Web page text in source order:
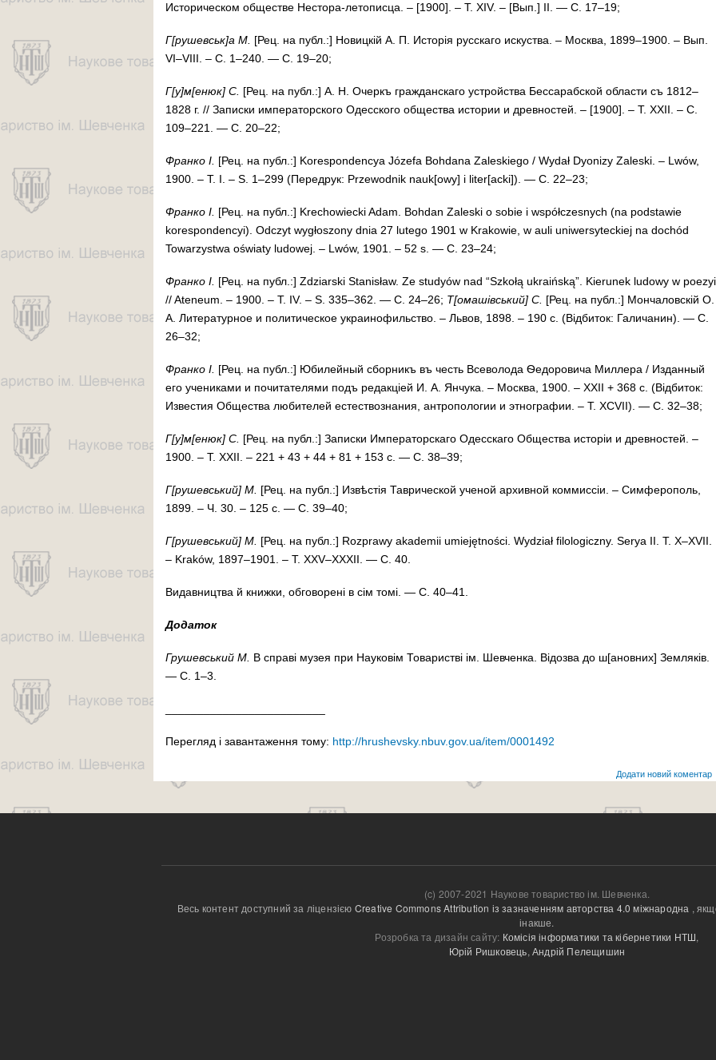
Историческом обществе Нес­то­ра-ле­то­пис­ца. – [1900]. – T. XIV. – [Вып.] II. — С. 17–19;
Г[ру­шевськ]а М. [Рец. на публ.:] Но­виц­кій А. П. Ис­то­рія рус­ска­го ис­кус­тва. – Мос­ква, 1899–1900. – Вып.
VI–VIII. – C. 1–240. — С. 19–20;
Г[у]м[енюк] С. [Рец. на публ.:] А. Н. Очеркъ граж­дан­ска­го ус­трой­ства Бес­са­раб­ской об­лас­ти съ 1812–
1828 г. // За­пис­ки им­пе­ра­тор­ско­го Одес­ско­го об­щес­тва ис­то­рии и древ­нос­тей. – [1900]. – Т. XXII. – C.
109–221. — С. 20–22;
Фран­ко І. [Рец. на публ.:] Korespon­den­cya Józefa Boh­da­na Zaleskiego / Wy­dał Dyo­n­izy Zales­ki. – Lwów,
1900. – T. I. – S. 1–299 (Передрук: Przewod­nik nau­k[owy] i liter[ac­ki]). — С. 22–23;
Фран­ко І. [Рец. на публ.:] Krechowiecki Adam. Bohdan Za­les­ki o so­bie i współczesnych (na pod­stawie
korespon­den­cyi). Odczyt wy­głoszo­ny dnia 27 lu­te­go 1901 w Krakowie, w au­li uniwer­syteck­iej na do­chód
Towar­zystwa oświa­ty lu­­do­wej. – Lwów, 1901. – 52 s. — С. 23–24;
Фран­ко І. [Рец. на публ.:] Zdziar­ski Sta­ni­sław. Ze stu­dyów nad “Szkołą ukraińs­ką”. Kierunek lu­dowy w poezyi
// Atene­um. – 1900. – T. IV. – S. 335–362. — С. 24–26; Т[ома­шів­ський] С. [Рец. на публ.:] Мон­ча­лов­скій О.
А. Ли­те­ра­тур­ное и по­ли­ти­чес­кое ук­ра­и­но­филь­ство. – Львов, 1898. – 190 с. (Відбиток: Га­ли­ча­нин). — С.
26–32;
Фран­ко І. [Рец. на публ.:] Юби­лей­ный сбор­никъ въ честь Все­во­ло­да Ѳе­до­ро­ви­ча Мил­ле­ра / Из­дан­ный
его уче­ни­ка­ми и по­чи­та­те­ля­ми подъ ре­дак­ці­ей И. А. Ян­чу­ка. – Мос­ква, 1900. – XXII + 368 c. (Відбиток:
Из­вес­тия Об­щес­тва лю­би­те­лей ес­тес­твоз­на­ния, ан­тро­по­­ло­­гии и эт­ног­ра­фии. – Т. XCVII). — С. 32–38;
Г[у]м[енюк] С. [Рец. на публ.:] За­пис­ки Им­пе­ра­тор­ска­го Одес­ска­го Об­щес­тва ис­то­ріи и древ­нос­тей. –
1900. – Т. XXII. – 221 + 43 + 44 + 81 + 153 c. — С. 38–39;
Г[ру­шев­ський] М. [Рец. на публ.:] Из­вѣс­тія Тав­ри­чес­кой уче­ной ар­хив­ной ком­мис­сіи. – Сим­фе­ро­поль,
1899. – Ч. 30. – 125 с. — С. 39–40;
Г[ру­шев­ський] М. [Рец. на публ.:] Rozpra­wy akademii umiejęt­noś­ci. Wydział filologiczny. Serya II. T. X–XVII.
– Kra­ków, 1897–1901. – T. XXV–XXXII. — С. 40.
Ви­дав­ниц­тва й книж­ки, об­го­во­ре­ні в сім то­мі. — С. 40–41.
Додаток
Гру­шев­ський М. В спра­ві му­зея при На­у­ко­вім То­ва­ри­стві ім. Шев­чен­ка. Ві­доз­ва до ш[ановних] Зем­ля­ків.
— С. 1–3.
Перегляд і завантаження тому: http://hrushevsky.nbuv.gov.ua/item/0001492
Додати новий коментар
(c) 2007-2021 Наукове товариство ім. Шевченка.
Весь контент доступний за ліцензією Creative Commons Attribution із зазначенням авторства 4.0 міжнародна ,
інакше.
Розробка та дизайн сайту: Комісія інформатики та кібернетики НТШ,
Юрій Ришковець, Андрій Пелещишин